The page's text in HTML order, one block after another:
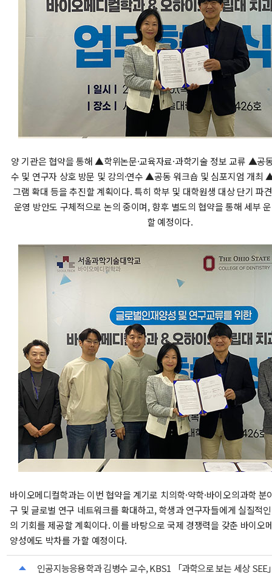
양 기관은 협약을 통해 ▲학위논문·교육자료·과학기술 정보 교류 ▲공
수 및 연구자 상호 방문 및 강의·연수 ▲공동 워크숍 및 심포지엄 개최
그램 확대 등을 추진할 계획이다. 특히 학부 및 대학원생 대상 단기 파
운영 방안도 구체적으로 논의 중이며, 향후 별도의 협약을 통해 세부
할 예정이다.
바이오메디컬학과는 이번 협약을 계기로 치의학·약학·바이오의과학 분
구 및 글로벌 연구 네트워크를 확대하고, 학생과 연구자들에게 실질적
의 기회를 제공할 계획이다. 이를 바탕으로 국제 경쟁력을 갖춘 바이오
양성에도 박차를 가할 예정이다.
인공지능응용학과 김병수 교수, KBS1 「과학으로 보는 세상 SEE